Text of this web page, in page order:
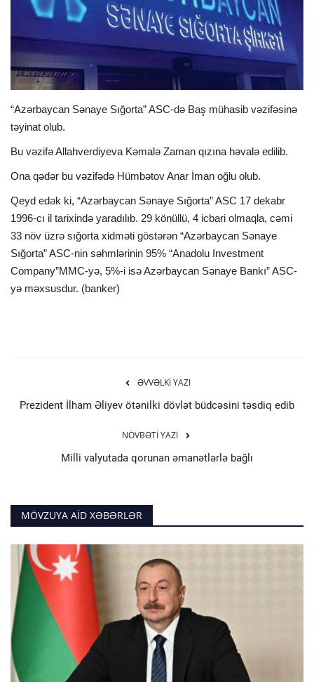
FORMULA 1
DÜNYA
Multimedia
“Azərbaycan Sənaye Sığorta” ASC-də Baş mühasib vəzifəsinə
təyinat olub.
Bu vəzifə Allahverdiyeva Kəmalə Zaman qızına həvalə edilib.
Ona qədər bu vəzifədə Hümbətov Anar İman oğlu olub.
Qeyd edək ki, “Azərbaycan Sənaye Sığorta” ASC 17 dekabr
1996-cı il tarixində yaradılıb. 29 könüllü, 4 icbari olmaqla, cəmi
33 növ üzrə sığorta xidməti göstərən “Azərbaycan Sənaye
Sığorta” ASC-nin səhmlərinin 95% “Anadolu Investment
Company”MMC-yə, 5%-i isə Azərbaycan Sənaye Bankı” ASC-
yə məxsusdur. (banker)
ƏVVƏLKI YAZI
Prezident İlham Əliyev ötənilki dövlət büdcəsini təsdiq edib
NÖVBƏTI YAZI
Milli valyutada qorunan əmanətlərlə bağlı
MÖVZUYA AID XƏBƏRLƏR